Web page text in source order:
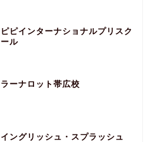
ピピインターナショナルプリスク
ール
ラーナロット帯広校
イングリッシュ・スプラッシュ